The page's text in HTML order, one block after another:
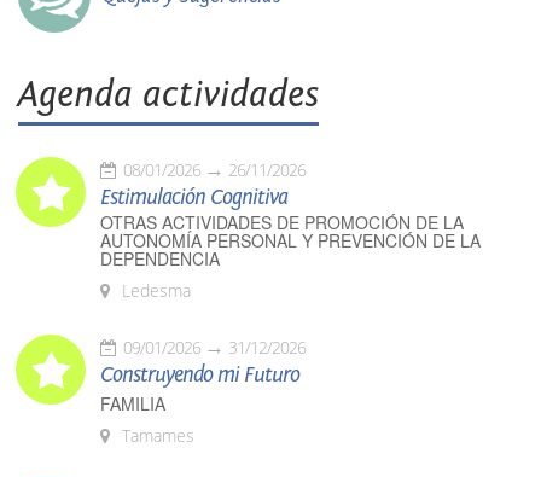
Agenda actividades
08/01/2026 26/11/2026
Estimulación Cognitiva
OTRAS ACTIVIDADES DE PROMOCIÓN DE LA
AUTONOMÍA PERSONAL Y PREVENCIÓN DE LA
DEPENDENCIA
Ledesma
09/01/2026 31/12/2026
Construyendo mi Futuro
FAMILIA
Tamames